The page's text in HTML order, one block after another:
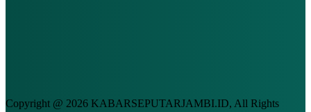
Copyright @ 2026 KABARSEPUTARJAMBI.ID, All Rights